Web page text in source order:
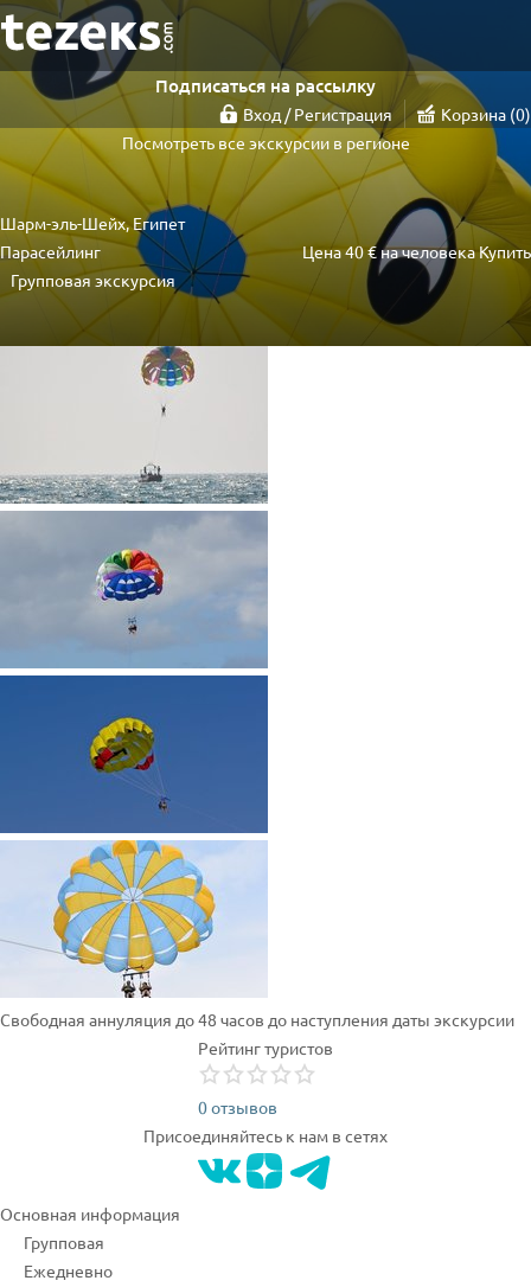
Подписаться на рассылку
Вход / Регистрация Корзина 0
Посмотреть все экскурсии в регионе
Шарм-эль-Шейх, Египет
Парасейлинг
Групповая экскурсия
Цена40 €на человекаКупить
Свободная аннуляция до 48 часов до наступления даты экскурсии
Рейтинг туристов
0 отзывов
Присоединяйтесь к нам в сетях
Основная информация
Групповая
Ежедневно